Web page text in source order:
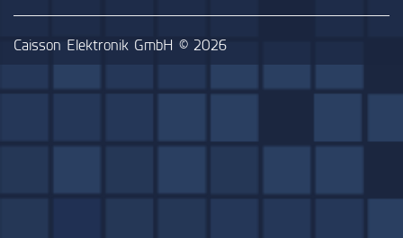
Caisson Elektronik GmbH © 2026